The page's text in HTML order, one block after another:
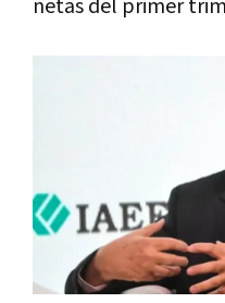
netas del primer